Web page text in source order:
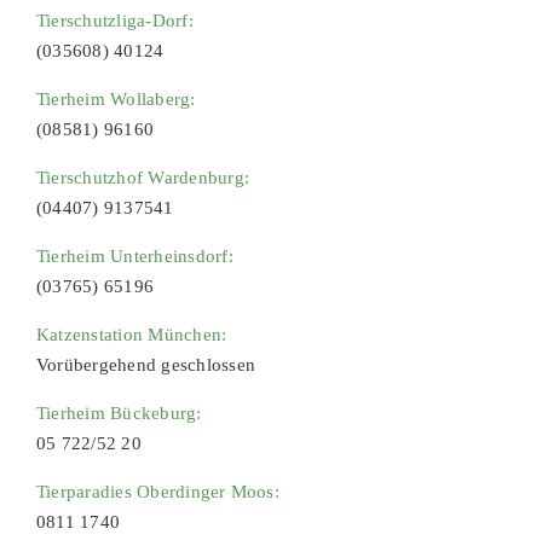
Tierschutzliga-Dorf:
(035608) 40124
Tierheim Wollaberg:
(08581) 96160
Tierschutzhof Wardenburg:
(04407) 9137541
Tierheim Unterheinsdorf:
(03765) 65196
Katzenstation München:
Vorübergehend geschlossen
Tierheim Bückeburg:
05 722/52 20
Tierparadies Oberdinger Moos:
0811 1740